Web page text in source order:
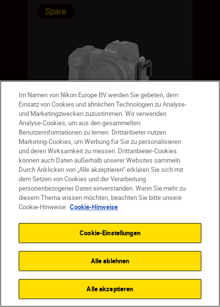
Spare
SmallRig-L-
Halterung für die
Z6III
€ 45,90
SHOP
Im Namen von Nikon Europe BV werden Sie gebeten, dem
Einsatz von Cookies und ähnlichen Technologien zu Analyse-
und Marketingzwecken zuzustimmen. Wir verwenden
Analyse-Cookies, um aus den gesammelten
Benutzerinformationen zu lernen. Drittanbieter nutzen
Marketing-Cookies, um Werbung für Sie zu personalisieren
und deren Wirksamkeit zu messen. Drittanbieter-Cookies
können auch Daten außerhalb unserer Websites sammeln.
Durch Anklicken von „Alle akzeptieren“ erklären Sie sich mit
dem Setzen von Cookies und der Verarbeitung
personenbezogener Daten einverstanden. Wenn Sie mehr zu
diesem Thema wissen möchten, beachten Sie bitte unsere
Cookie-Hinweise. Cookie-Hinweise
Cookie-Einstellungen
Alle ablehnen
Alle akzeptieren